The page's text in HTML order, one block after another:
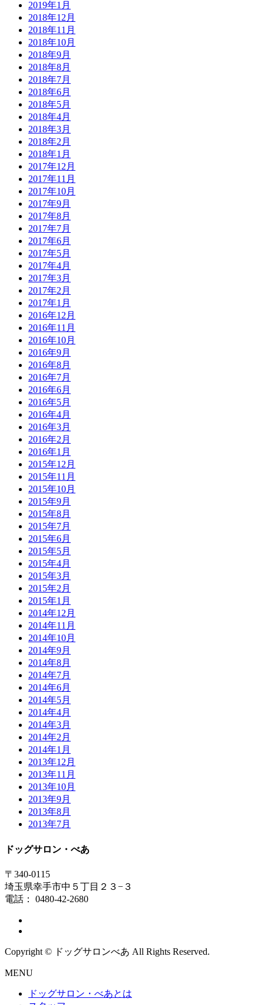
2019年1月
2018年12月
2018年11月
2018年10月
2018年9月
2018年8月
2018年7月
2018年6月
2018年5月
2018年4月
2018年3月
2018年2月
2018年1月
2017年12月
2017年11月
2017年10月
2017年9月
2017年8月
2017年7月
2017年6月
2017年5月
2017年4月
2017年3月
2017年2月
2017年1月
2016年12月
2016年11月
2016年10月
2016年9月
2016年8月
2016年7月
2016年6月
2016年5月
2016年4月
2016年3月
2016年2月
2016年1月
2015年12月
2015年11月
2015年10月
2015年9月
2015年8月
2015年7月
2015年6月
2015年5月
2015年4月
2015年3月
2015年2月
2015年1月
2014年12月
2014年11月
2014年10月
2014年9月
2014年8月
2014年7月
2014年6月
2014年5月
2014年4月
2014年3月
2014年2月
2014年1月
2013年12月
2013年11月
2013年10月
2013年9月
2013年8月
2013年7月
ドッグサロン・べあ
〒340-0115
埼玉県幸手市中５丁目２３−３
電話： 0480-42-2680
Copyright © ドッグサロンべあ All Rights Reserved.
MENU
ドッグサロン・べあとは